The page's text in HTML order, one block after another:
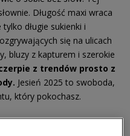
Długość maxi wraca
długie sukienki i
się na ulicach
bluzy z kapturem i szerokie
z trendów prosto z
Jesień 2025 to swoboda,
który pokochasz.